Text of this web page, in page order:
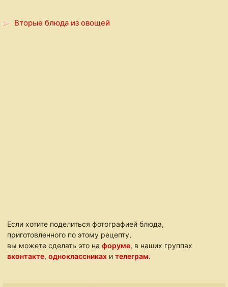
Вторые блюда из овощей
Если хотите поделиться фотографией блюда,
приготовленного по этому рецепту,
вы можете сделать это нафоруме, в наших группах
вконтакте,одноклассниках ителеграм.